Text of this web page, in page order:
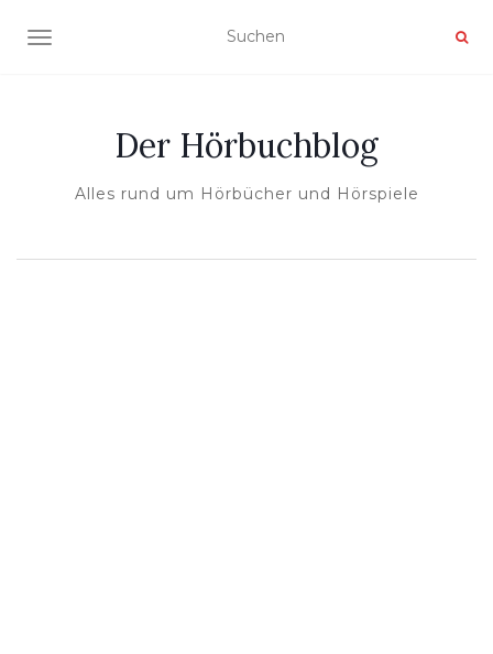
NAVIGATION UMSCHALTEN
Der Hörbuchblog
Alles rund um Hörbücher und Hörspiele